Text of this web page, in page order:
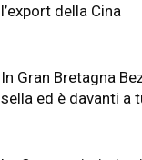
l’export della Cina
In Gran Bretagna
sella ed è davanti a